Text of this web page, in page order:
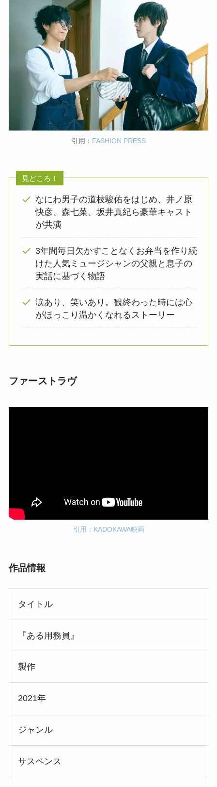
引用： FASHION PRESS
見どころ！
なにわ男子の道枝駿佑をはじめ、井ノ原
快彦、森七菜、坂井真紀ら豪華キャスト
が共演
3年間毎日欠かすことなくお弁当を作り続
けた人気ミュージシャンの父親と息子の
実話に基づく物語
涙あり、笑いあり。観終わった時には心
がほっこり温かくなれるストーリー
ファーストラヴ
引用：KADOKAWA映画
作品情報
タイトル
『ある用務員』
製作
2021年
ジャンル
サスペンス